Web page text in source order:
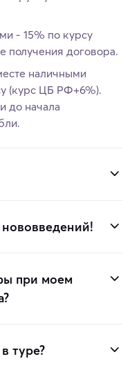
- 15% по курсу
получения договора.
наличными
(курс ЦБ РФ+6%).
до начала
при моем
туре?